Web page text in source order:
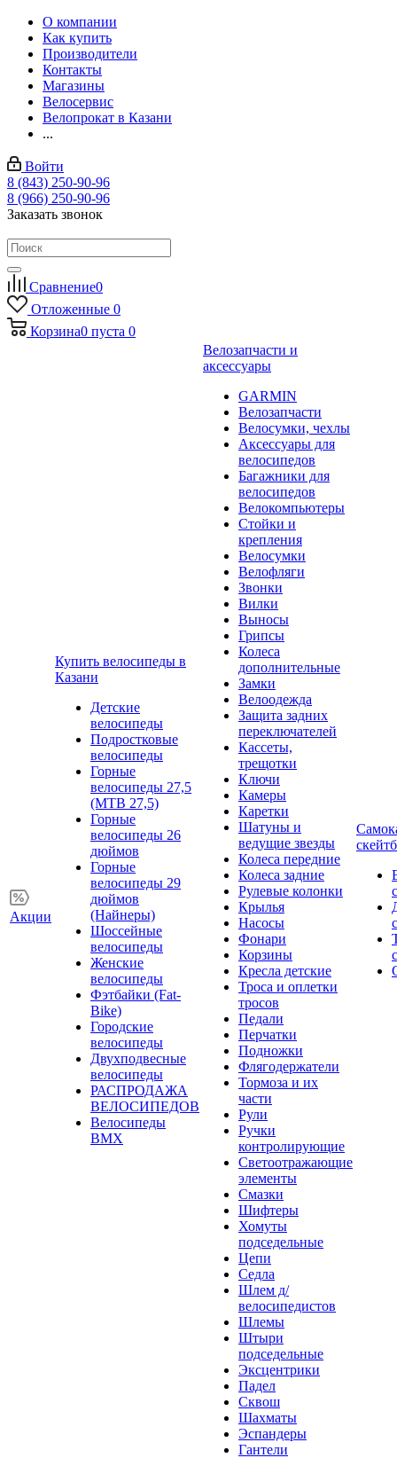
О компании
Как купить
Производители
Контакты
Магазины
Велосервис
Велопрокат в Казани
...
Войти
8 (843) 250-90-96
8 (966) 250-90-96
Заказать звонок
Сравнение0
Отложенные 0
Корзина0 пуста 0
Акции
Купить велосипеды в
Казани
Детские
велосипеды
Подростковые
велосипеды
Горные
велосипеды 27,5
(MTB 27,5)
Горные
велосипеды 26
дюймов
Горные
велосипеды 29
дюймов
(Найнеры)
Шоссейные
велосипеды
Женские
велосипеды
Фэтбайки (Fat-
Bike)
Городские
велосипеды
Двухподвесные
велосипеды
РАСПРОДАЖА
ВЕЛОСИПЕДОВ
Велосипеды
BMX
Велозапчасти и
аксессуары
GARMIN
Велозапчасти
Велосумки, чехлы
Аксессуары для
велосипедов
Багажники для
велосипедов
Велокомпьютеры
Стойки и
крепления
Велосумки
Велофляги
Звонки
Вилки
Выносы
Грипсы
Колеса
дополнительные
Замки
Велоодежда
Защита задних
переключателей
Кассеты,
трещотки
Ключи
Камеры
Каретки
Шатуны и
ведущие звезды
Колеса передние
Колеса задние
Рулевые колонки
Крылья
Насосы
Фонари
Корзины
Кресла детские
Троса и оплетки
тросов
Педали
Перчатки
Подножки
Флягодержатели
Тормоза и их
части
Рули
Ручки
контролирующие
Светоотражающие
элементы
Смазки
Шифтеры
Хомуты
подседельные
Цепи
Седла
Шлем д/
велосипедистов
Шлемы
Штыри
подседельные
Эксцентрики
Падел
Сквош
Шахматы
Эспандеры
Гантели